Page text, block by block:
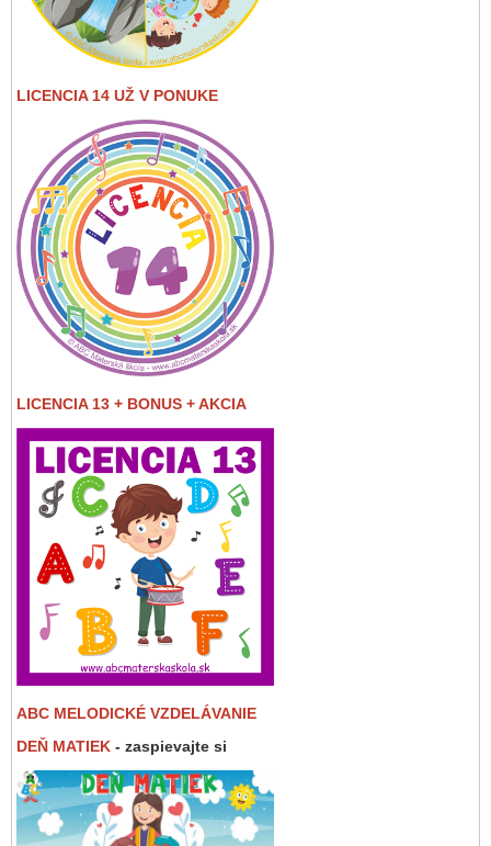
LICENCIA 14 UŽ V PONUKE
LICENCIA 13 + BONUS + AKCIA
ABC MELODICKÉ VZDELÁVANIE
DEŇ MATIEK - zaspievajte si